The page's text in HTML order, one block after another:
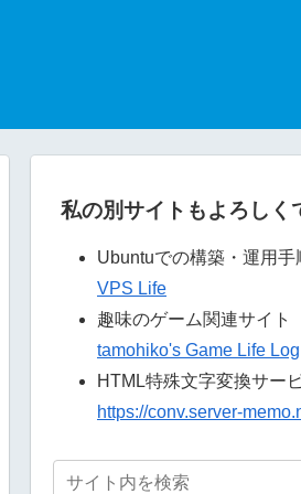
私の別サイトもよろしく
Ubuntuでの構築・運用手
VPS Life
趣味のゲーム関連サイト
tamohiko's Game Life Log
HTML特殊文字変換サー
https://conv.server-